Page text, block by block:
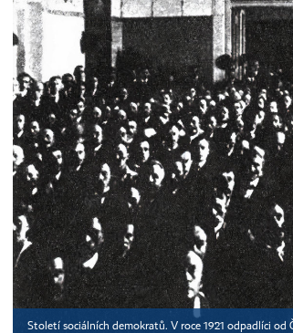
Století sociálních demokratů. V roce 1921 odpadlíci od